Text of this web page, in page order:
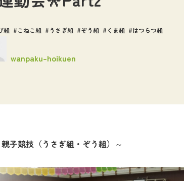
組 こねこ組 うさぎ組 ぞう組 くま組 はつらつ組
wanpaku-hoikuen
親子競技（うさぎ組・ぞう組）～